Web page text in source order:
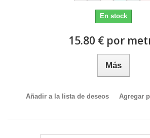
En stock
15.80 € por
Más
Añadir a la lista de deseos Agregar